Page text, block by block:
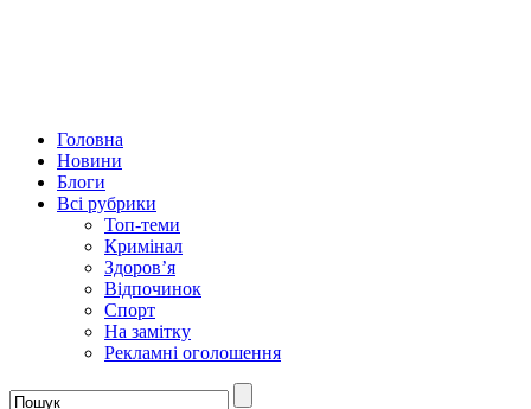
Головна
Новини
Блоги
Всі рубрики
Топ-теми
Кримінал
Здоров’я
Відпочинок
Спорт
На замітку
Рекламні оголошення